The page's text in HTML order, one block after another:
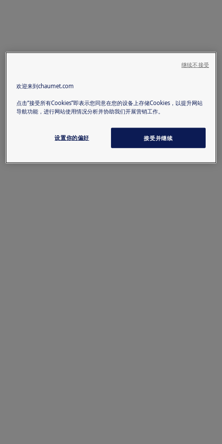
欢迎来到chaumet.com
点击“接受所有Cookies”即表示您同意在您的设备上存储Cookies，以提升网站
导航功能，进行网站使用情况分析并协助我们开展营销工作。
设置你的偏好 接受并继续
继续不接受